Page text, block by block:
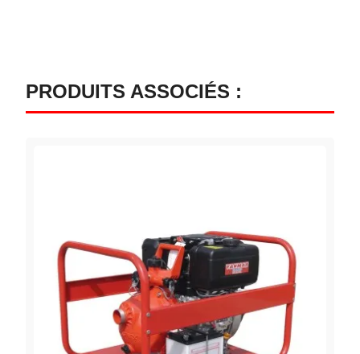
PRODUITS ASSOCIÉS :